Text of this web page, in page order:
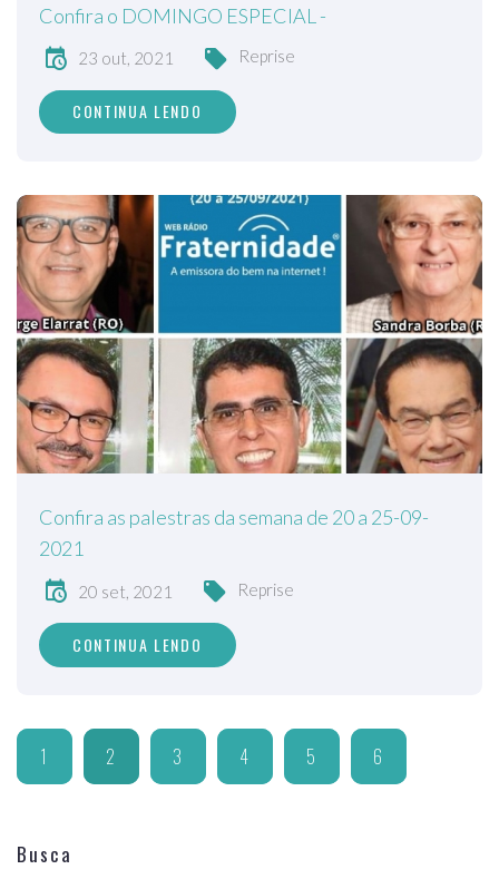
Confira o DOMINGO ESPECIAL -
23 out, 2021 Reprise
CONTINUA LENDO
Confira as palestras da semana de 20 a 25-09-
2021
20 set, 2021 Reprise
CONTINUA LENDO
1 2 3 4 5 6
Busca